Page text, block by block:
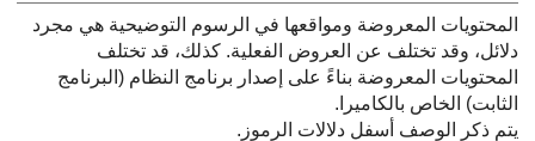
المحتويات المعروضة ومواقعها في الرسوم التوضيحية هي مجرد
دلائل، وقد تختلف عن العروض الفعلية. كذلك، قد تختلف
المحتويات المعروضة بناءً على إصدار برنامج النظام (البرنامج
الثابت) الخاص بالكاميرا.
يتم ذكر الوصف أسفل دلالات الرموز.